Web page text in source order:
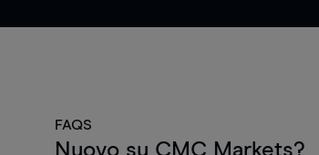
FAQS
Nuovo su CMC Markets?